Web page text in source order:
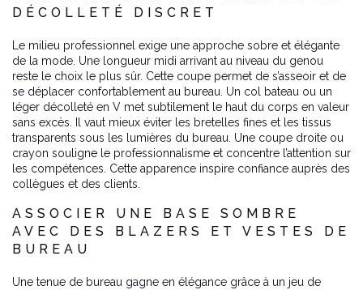
DÉCOLLETÉ DISCRET
Le milieu professionnel exige une approche sobre et élégante
de la mode. Une longueur midi arrivant au niveau du genou
reste le choix le plus sûr. Cette coupe permet de s’asseoir et de
se déplacer confortablement au bureau. Un col bateau ou un
léger décolleté en V met subtilement le haut du corps en valeur
sans excès. Il vaut mieux éviter les bretelles fines et les tissus
transparents sous les lumières du bureau. Une coupe droite ou
crayon souligne le professionnalisme et concentre l’attention sur
les compétences. Cette apparence inspire confiance auprès des
collègues et des clients.
ASSOCIER UNE BASE SOMBRE
AVEC DES BLAZERS ET VESTES DE
BUREAU
Une tenue de bureau gagne en élégance grâce à un jeu de